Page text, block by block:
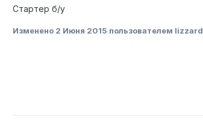
Стартер б/у
Изменено 2 Июня 2015 пользователем lizzard